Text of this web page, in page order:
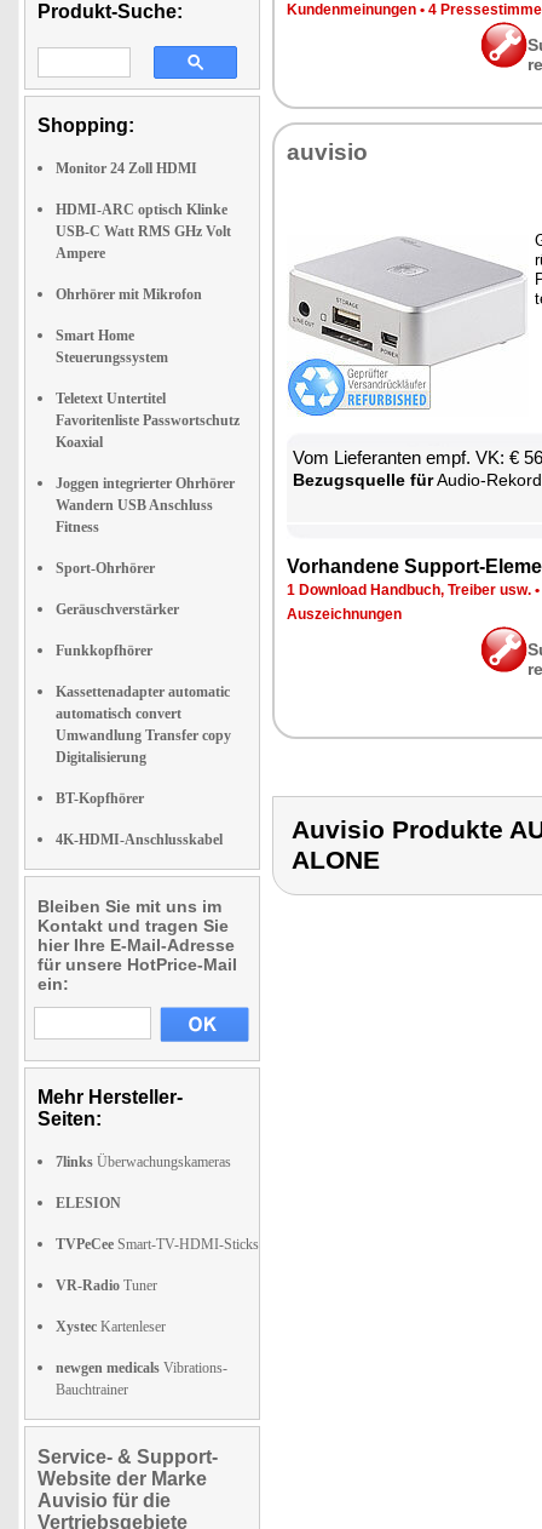
Produkt-Suche:
Shopping:
Monitor 24 Zoll HDMI
HDMI-ARC optisch Klinke
USB-C Watt RMS GHz Volt
Ampere
Ohrhörer mit Mikrofon
Smart Home
Steuerungssystem
Teletext Untertitel
Favoritenliste Passwortschutz
Koaxial
Joggen integrierter Ohrhörer
Wandern USB Anschluss
Fitness
Sport-Ohrhörer
Geräuschverstärker
Funkkopfhörer
Kassettenadapter automatic
automatisch convert
Umwandlung Transfer copy
Digitalisierung
BT-Kopfhörer
4K-HDMI-Anschlusskabel
Bleiben Sie mit uns im
Kontakt und tragen Sie
hier Ihre E-Mail-Adresse
für unsere HotPrice-Mail
ein:
Mehr Hersteller-
Seiten:
7links Überwachungskameras
ELESION
TVPeCee Smart-TV-HDMI-Sticks
VR-Radio Tuner
Xystec Kartenleser
newgen medicals Vibrations-
Bauchtrainer
Service- & Support-
Website der Marke
Auvisio für die
Vertriebsgebiete
Kun­den­mei­nun­gen • 4
au­vi­sio
Vom Lie­fe­ran­ten empf. VK: €
Be­zugs­quel­le fürAu­dio-Re­kor­der &
Vor­han­de­ne Sup­port-
1 Down­load Hand­buch, Trei­ber usw. •
Aus­zeich­nun­gen
Auvisio Produkte
ALONE